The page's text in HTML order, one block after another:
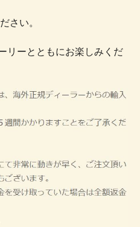
さい。
リーとともにお楽しみくだ